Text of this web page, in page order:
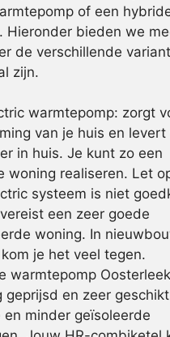
of een
Hieronder bieden we
de verschillende
zijn.
warmtepomp: zorgt
van je huis en levert
in huis. Je kunt zo een
woning realiseren. Let
systeem is niet
een zeer goede
woning. In
je het veel tegen.
warmtepomp
geprijsd en zeer
en minder geïsoleerde